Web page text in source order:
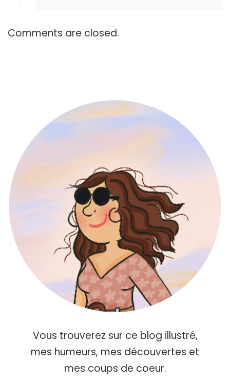
Comments are closed.
Vous trouverez sur ce blog illustré,
mes humeurs, mes découvertes et
mes coups de coeur.